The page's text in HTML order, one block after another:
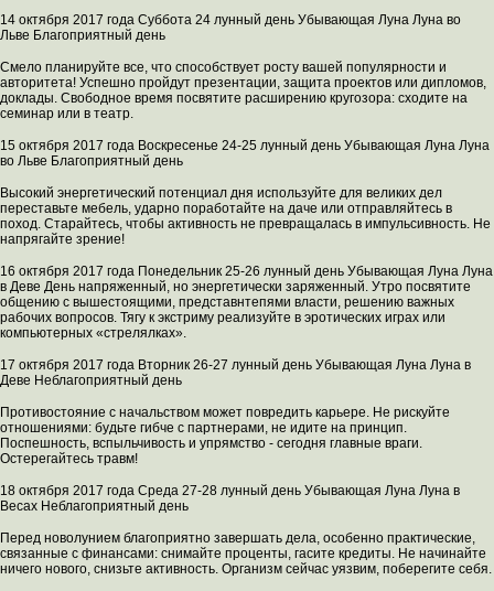
14 октября 2017 года Суббота 24 лунный день Убывающая Луна Луна во
Льве Благоприятный день
Смело планируйте все, что способствует росту вашей популярности и
авторитета! Успешно пройдут презентации, защита проектов или дипломов,
доклады. Свободное время посвятите расширению кругозора: сходите на
семинар или в театр.
15 октября 2017 года Воскресенье 24-25 лунный день Убывающая Луна Луна
во Льве Благоприятный день
Высокий энергетический потенциал дня используйте для великих дел
переставьте мебель, ударно поработайте на даче или отправляйтесь в
поход. Старайтесь, чтобы активность не превращалась в импульсивность. Не
напрягайте зрение!
16 октября 2017 года Понедельник 25-26 лунный день Убывающая Луна Луна
в Деве День напряженный, но энергетически заряженный. Утро посвятите
общению с вышестоящими, представнтепями власти, решению важных
рабочих вопросов. Тягу к экстриму реализуйте в эротических играх или
компьютерных «стрелялках».
17 октября 2017 года Вторник 26-27 лунный день Убывающая Луна Луна в
Деве Неблагоприятный день
Противостояние с начальством может повредить карьере. Не рискуйте
отношениями: будьте гибче с партнерами, не идите на принцип.
Поспешность, вспыльчивость и упрямство - сегодня главные враги.
Остерегайтесь травм!
18 октября 2017 года Среда 27-28 лунный день Убывающая Луна Луна в
Весах Неблагоприятный день
Перед новолунием благоприятно завершать дела, особенно практические,
связанные с финансами: снимайте проценты, гасите кредиты. Не начинайте
ничего нового, снизьте активность. Организм сейчас уязвим, поберегите себя.